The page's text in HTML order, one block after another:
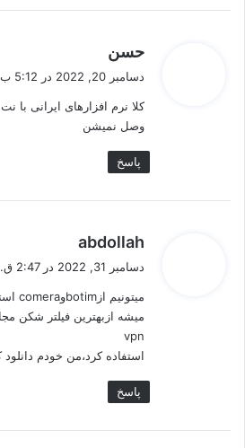
حسن
ف
:
دسامبر 20, 2022 در 5:12 ب.ظ
کلا نرم افزارهای ایرانی با
وصل نمیشن
پاسخ
abdollah
ف
:
دسامبر 31, 2022 در 2:47 ق.ظ
میتونیم ازbotimوcomera استفاده کنیم
vpn
استفاده کرد،من خودم
پاسخ